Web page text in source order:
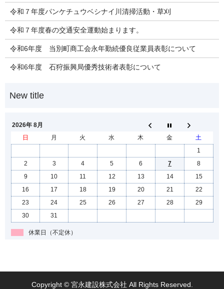
令和７年度パンケチュウベシナイ川清掃活動・草刈
令和７年度春の交通安全運動始まります。
令和6年度 当別町商工会永年勤続優良従業員表彰について
令和6年度 石狩振興局優秀技術者表彰について
2026年 8月
日
月 火 水 木 金
土
1
2
3 4 5 6 7
8
9
10 11 12 13 14
15
16
17 18 19 20 21
22
23
24 25 26 27 28
29
30
31
休業日（不定休）
Copyright © 宮永建設株式会社 All Rights Reserved.